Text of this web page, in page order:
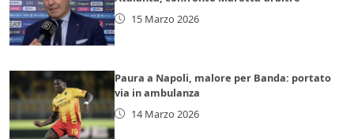
15 Marzo 2026
Paura a Napoli, malore per Banda: portato
via in ambulanza
14 Marzo 2026